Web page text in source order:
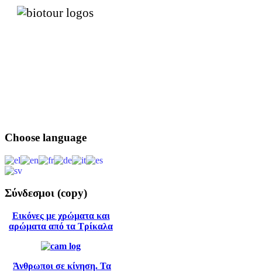
Πώς προέκυψαν τα...
Στο φαγητό πλεονεκτεί η περιοχή των Τρικάλων από την εποχή
ανθρώπων, δηλαδή τα βότανα του Κόζιακα. Η τροφή μας είναι το
Διαβάστε περισσότερα...
Choose language
Σύνδεσμοι (copy)
Εικόνες με χρώματα και
αρώματα από τα Τρίκαλα
Άνθρωποι σε κίνηση. Τα